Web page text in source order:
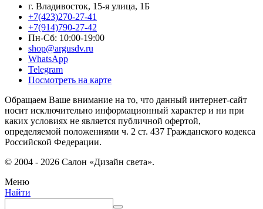
г. Владивосток, 15-я улица, 1Б
+7(423)270-27-41
+7(914)790-27-42
Пн-Сб: 10:00-19:00
shop@argusdv.ru
WhatsApp
Telegram
Посмотреть на карте
Обращаем Ваше внимание на то, что данный интернет-сайт
носит исключительно информационный характер и ни при
каких условиях не является публичной офертой,
определяемой положениями ч. 2 ст. 437 Гражданского кодекса
Российской Федерации.
© 2004 - 2026 Салон «Дизайн света».
Меню
Найти